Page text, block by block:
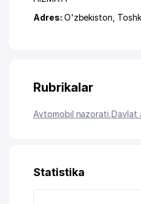
Adres: O'zbekiston,
Rubrikalar
Avtomobil nazorati ,Davlat
Statistika